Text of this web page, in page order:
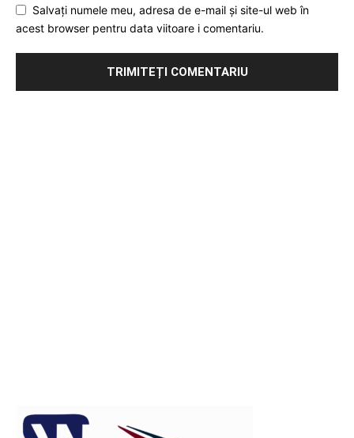
Salvați numele meu, adresa de e-mail și site-ul web în
acest browser pentru data viitoare i comentariu.